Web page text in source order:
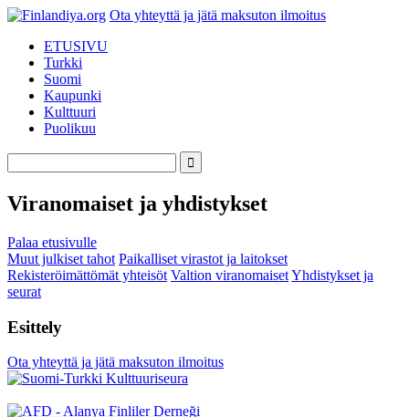
Ota yhteyttä ja jätä maksuton ilmoitus
ETUSIVU
Turkki
Suomi
Kaupunki
Kulttuuri
Puolikuu
Viranomaiset ja yhdistykset
Palaa etusivulle
Muut julkiset tahot Paikalliset virastot ja laitokset
Rekisteröimättömät yhteisöt Valtion viranomaisetYhdistykset ja
seurat
Esittely
Ota yhteyttä ja jätä maksuton ilmoitus